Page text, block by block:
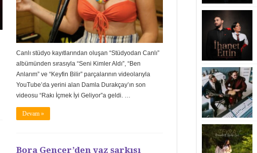
Canlı stüdyo kayıtlarından oluşan “Stüdyodan Canlı”
albümünden sırasıyla “Seni Kimler Aldı”, “Ben
Anlarım” ve “Keyfin Bilir” parçalarının videolarıyla
YouTube’da yerini alan Damla Durakçay’ın son
videosu “Rakı İçmek İyi Geliyor”a geldi. …
Devam »
Bora Gencer’den yaz şarkısı